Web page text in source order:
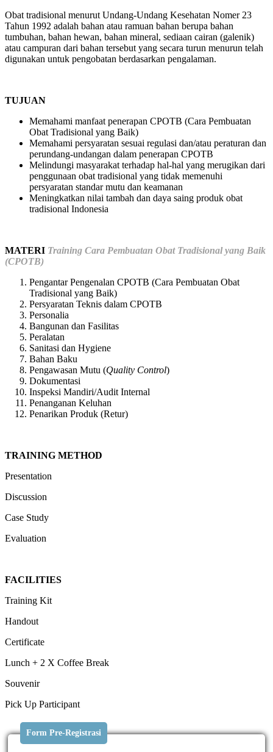
Obat tradisional menurut Undang-Undang Kesehatan Nomer 23
Tahun 1992 adalah bahan atau ramuan bahan berupa bahan
tumbuhan, bahan hewan, bahan mineral, sediaan cairan (galenik)
atau campuran dari bahan tersebut yang secara turun menurun telah
digunakan untuk pengobatan berdasarkan pengalaman.
TUJUAN
Memahami manfaat penerapan CPOTB (Cara Pembuatan
Obat Tradisional yang Baik)
Memahami persyaratan sesuai regulasi dan/atau peraturan dan
perundang-undangan dalam penerapan CPOTB
Melindungi masyarakat terhadap hal-hal yang merugikan dari
penggunaan obat tradisional yang tidak memenuhi
persyaratan standar mutu dan keamanan
Meningkatkan nilai tambah dan daya saing produk obat
tradisional Indonesia
MATERI Training Cara Pembuatan Obat Tradisional yang Baik
(CPOTB)
Pengantar Pengenalan CPOTB (Cara Pembuatan Obat
Tradisional yang Baik)
Persyaratan Teknis dalam CPOTB
Personalia
Bangunan dan Fasilitas
Peralatan
Sanitasi dan Hygiene
Bahan Baku
Pengawasan Mutu (Quality Control)
Dokumentasi
Inspeksi Mandiri/Audit Internal
Penanganan Keluhan
Penarikan Produk (Retur)
TRAINING METHOD
Presentation
Discussion
Case Study
Evaluation
FACILITIES
Training Kit
Handout
Certificate
Lunch + 2 X Coffee Break
Souvenir
Pick Up Participant
Form Pre-Registrasi